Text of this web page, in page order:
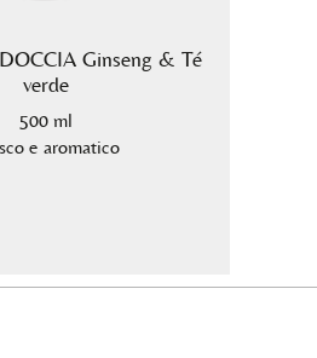
Ginseng & Té
verde
500 ml
e aromatico